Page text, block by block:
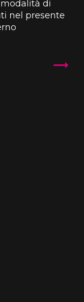
di
nel presente